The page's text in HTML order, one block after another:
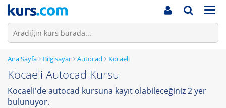
Ana Sayfa Bilgisayar Autocad Kocaeli
Kocaeli Autocad Kursu
Kocaeli'de autocad kursuna kayıt olabileceğiniz 2 yer
bulunuyor.